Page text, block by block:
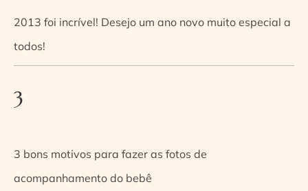
2013 foi incrível! Desejo um ano novo muito especial a
todos!
3
3 bons motivos para fazer as fotos de
acompanhamento do bebê